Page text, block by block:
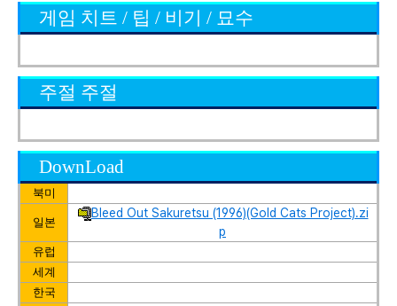
게임 치트 / 팁 / 비기 / 묘수
주절 주절
DownLoad
북미
일본
Bleed Out Sakuretsu (1996)(Gold Cats Project).zi
p
유럽
세계
한국